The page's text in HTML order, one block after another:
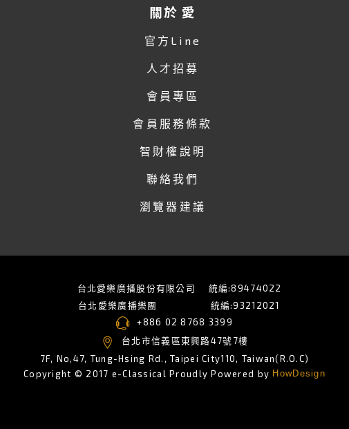
關於 愛
官方Line
人才招募
會員專區
會員服務條款
智財權說明
聯絡我們
瀏覽器建議
台北愛樂廣播股份有限公司
統編:89474022
台北愛樂廣播樂團
統編:93212021
+886 02 8768 3399
台北市信義區東興路47號7樓
7F, No,47, Tung-Hsing Rd., Taipei City110, Taiwan(R.O.C)
Copyright © 2017 e-Classical Proudly Powered by HowDesign